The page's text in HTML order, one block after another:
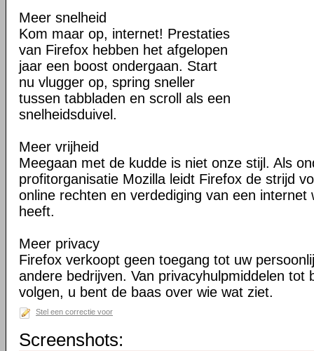
Meer snelheid
Kom maar op, internet! Prestaties
van Firefox hebben het afgelopen
jaar een boost ondergaan. Start
nu vlugger op, spring sneller
tussen tabbladen en scroll als een
snelheidsduivel.
Meer vrijheid
Meegaan met de kudde is niet onze stijl. Als
profitorganisatie Mozilla leidt Firefox de strijd
online rechten en verdediging van een internet
heeft.
Meer privacy
Firefox verkoopt geen toegang tot uw
andere bedrijven. Van privacyhulpmiddelen tot
volgen, u bent de baas over wie wat ziet.
Stel een correctie voor
Screenshots: